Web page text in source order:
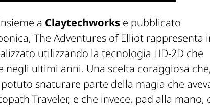
a Claytechworks e pubblicato
The Adventures of Elliot rappresenta
utilizzando la tecnologia HD-2D che
ultimi anni. Una scelta coraggiosa che,
snaturare parte della magia che
Traveler, e che invece, pad alla mano,